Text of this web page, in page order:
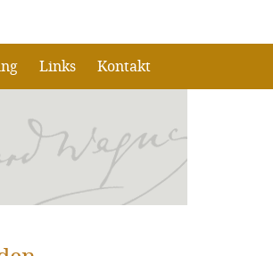
Links Kontakt